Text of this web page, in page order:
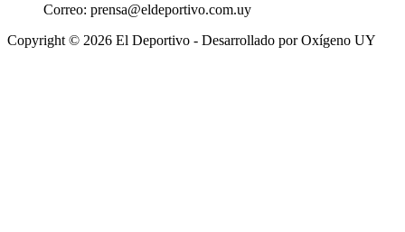
Correo: prensa@eldeportivo.com.uy
Copyright © 2026 El Deportivo - Desarrollado por Oxígeno UY